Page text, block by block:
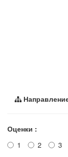
Оценки :
1
2 3